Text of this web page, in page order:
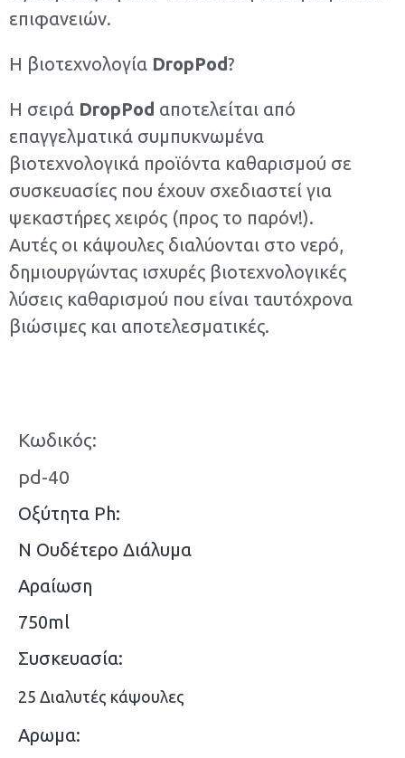
επιφανειών.
H βιοτεχνολογία DropPod?
Η σειρά DropPod αποτελείται από
επαγγελματικά συμπυκνωμένα
βιοτεχνολογικά προϊόντα καθαρισμού σε
συσκευασίες που έχουν σχεδιαστεί για
ψεκαστήρες χειρός (προς το παρόν!).
Αυτές οι κάψουλες διαλύονται στο νερό,
δημιουργώντας ισχυρές βιοτεχνολογικές
λύσεις καθαρισμού που είναι ταυτόχρονα
βιώσιμες και αποτελεσματικές.
Κωδικός:
pd-40
Οξύτητα Ph:
N Ουδέτερο Διάλυμα
Αραίωση
750ml
Συσκευασία:
25 Διαλυτές κάψουλες
Αρωμα: